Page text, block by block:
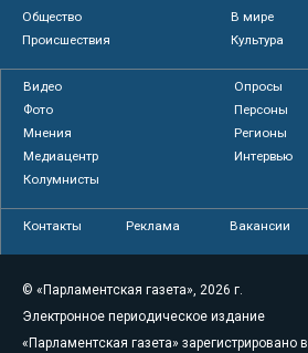
Общество
В мире
Происшествия
Культура
Видео
Опросы
Фото
Персоны
Мнения
Регионы
Медиацентр
Интервью
Колумнисты
Контакты Реклама Вакансии
© «Парламентская газета», 2026 г.
Электронное периодическое издание
«Парламентская газета» зарегистрировано в